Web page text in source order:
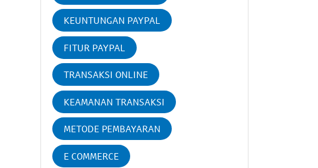
KEUNTUNGAN PAYPAL
FITUR PAYPAL
TRANSAKSI ONLINE
KEAMANAN TRANSAKSI
METODE PEMBAYARAN
E COMMERCE